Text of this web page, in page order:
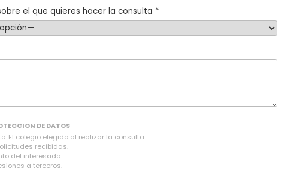
el que quieres hacer la consulta *
DE DATOS
El colegio elegido al realizar la consulta.
recibidas.
del interesado.
a terceros.